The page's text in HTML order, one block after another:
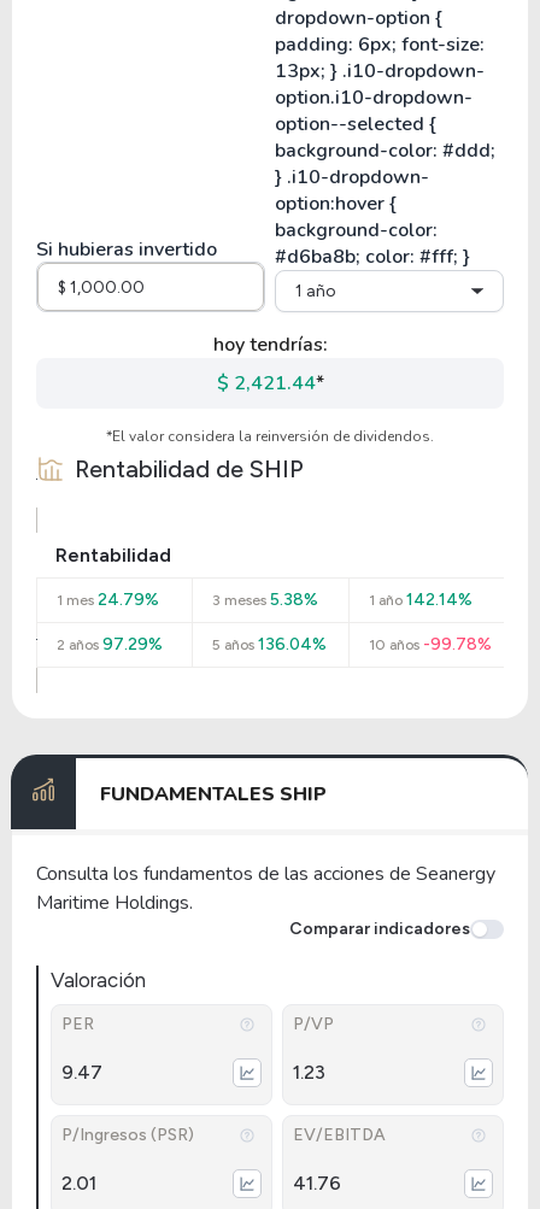
Si hubieras invertido
1 año
hoy tendrías:
$ 2,421.44*
*El valor considera la reinversión de dividendos.
Rentabilidad de SHIP
Rentabilidad
1 mes 24.79% 3 meses 5.38% 1 año142.14%
2 años 97.29% 5 años 136.04% 10 años-99.78%
FUNDAMENTALES SHIP
Consulta los fundamentos de las acciones de Seanergy
Maritime Holdings.
Comparar indicadores
Valoración
PER
9.47
P/VP
1.23
P/Ingresos (PSR)
2.01
EV/EBITDA
41.76